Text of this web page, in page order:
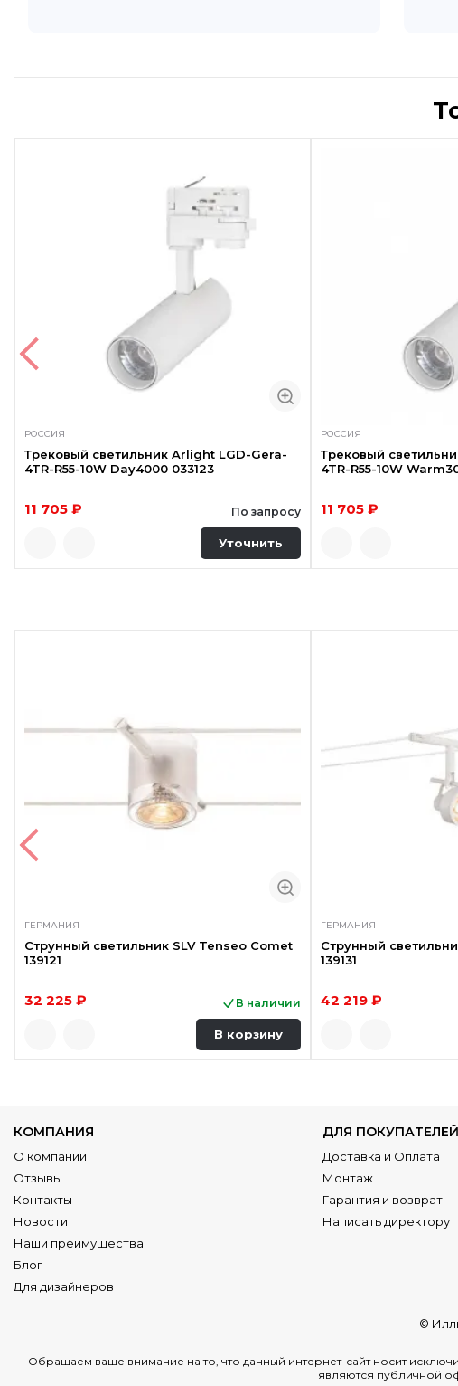
РОССИЯ
Трековый светильник Arlight LGD-Gera-
4TR-R55-10W Day4000 033123
11 705 ₽ По запросу
Уточнить
РОССИЯ
Трековый
4TR-R55-10W
11 705 ₽
ГЕРМАНИЯ
Струнный светильник SLV Tenseo Comet
139121
32 225 ₽ В наличии
В корзину
ГЕРМАНИЯ
Струнный
139131
42 219 ₽
КОМПАНИЯ
О компании
Отзывы
Контакты
Новости
Наши преимущества
Блог
Для дизайнеров
ДЛЯ ПОКУПАТЕЛЕЙ
Доставка и Оплата
Монтаж
Гарантия и возврат
Написать директору
©
Обращаем ваше внимание на то, что данный интернет-сайт носит
являются публичной